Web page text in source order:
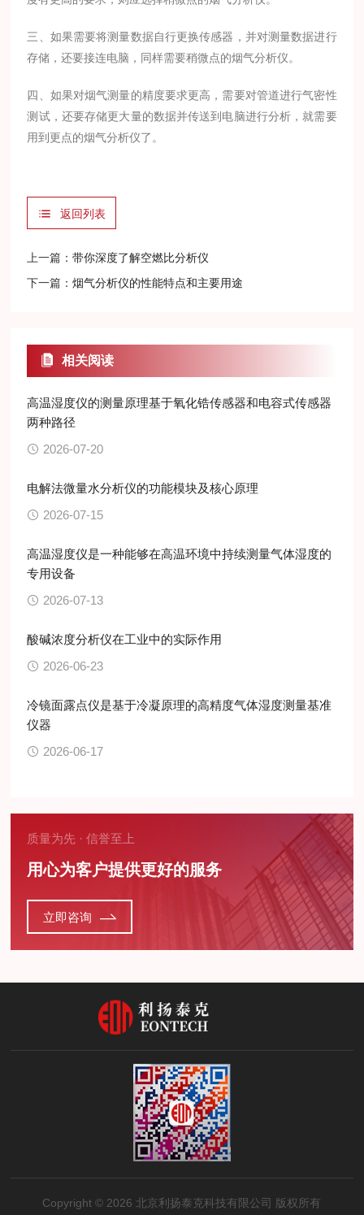
三、如果需要将测量数据自行更换传感器，并对测量数据进行
存储，还要接连电脑，同样需要稍微点的烟气分析仪。
四、如果对烟气测量的精度要求更高，需要对管道进行气密性
测试，还要存储更大量的数据并传送到电脑进行分析，就需要
用到更点的烟气分析仪了。
返回列表
上一篇：带你深度了解空燃比分析仪
下一篇：烟气分析仪的性能特点和主要用途
相关阅读
高温湿度仪的测量原理基于氧化锆传感器和电容式传感器
两种路径
2026-07-20
电解法微量水分析仪的功能模块及核心原理
2026-07-15
高温湿度仪是一种能够在高温环境中持续测量气体湿度的
专用设备
2026-07-13
酸碱浓度分析仪在工业中的实际作用
2026-06-23
冷镜面露点仪是基于冷凝原理的高精度气体湿度测量基准
仪器
2026-06-17
质量为先 · 信誉至上
用心为客户提供更好的服务
立即咨询
Copyright © 2026 北京利扬泰克科技有限公司 版权所有